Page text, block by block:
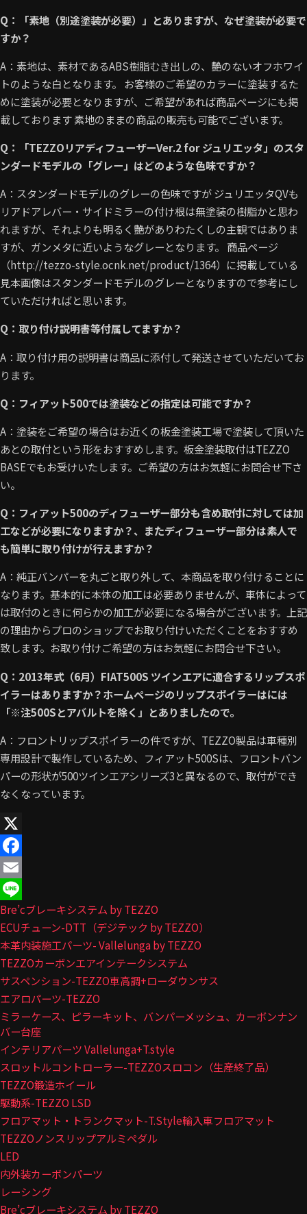
Q：「素地（別途塗装が必要）」とありますが、なぜ塗装が必要で
すか？
A：素地は、素材であるABS樹脂むき出しの、艶のないオフホワイ
トのような白となります。 お客様のご希望のカラーに塗装するた
めに塗装が必要となりますが、ご希望があれば商品ページにも掲
載しております 素地のままの商品の販売も可能でございます。
Q：「TEZZOリアディフューザーVer.2 for ジュリエッタ」のスタ
ンダードモデルの「グレー」はどのような色味ですか？
A：スタンダードモデルのグレーの色味ですが ジュリエッタQVも
リアドアレバー・サイドミラーの付け根は無塗装の樹脂かと思わ
れますが、それよりも明るく艶がありわたくしの主観ではありま
すが、ガンメタに近いようなグレーとなります。 商品ページ
（http://tezzo-style.ocnk.net/product/1364）に掲載している
見本画像はスタンダードモデルのグレーとなりますので参考にし
ていただければと思います。
Q：取り付け説明書等付属してますか？
A：取り付け用の説明書は商品に添付して発送させていただいてお
ります。
Q：フィアット500では塗装などの指定は可能ですか？
A：塗装をご希望の場合はお近くの板金塗装工場で塗装して頂いた
あとの取付という形をおすすめします。板金塗装取付はTEZZO
BASEでもお受けいたします。ご希望の方はお気軽にお問合せ下さ
い。
Q：フィアット500のディフューザー部分も含め取付に対しては加
工などが必要になりますか？、またディフューザー部分は素人で
も簡単に取り付けが行えますか？
A：純正バンパーを丸ごと取り外して、本商品を取り付けることに
なります。基本的に本体の加工は必要ありませんが、車体によって
は取付のときに何らかの加工が必要になる場合がございます。上記
の理由からプロのショップでお取り付けいただくことをおすすめ
致します。お取り付けご希望の方はお気軽にお問合せ下さい。
Q：2013年式（6月）FIAT500S ツインエアに適合するリップスポ
イラーはありますか？ホームページのリップスポイラーはには
「※注500Sとアバルトを除く」とありましたので。
A：フロントリップスポイラーの件ですが、TEZZO製品は車種別
専用設計で製作しているため、フィアット500Sは、フロントバン
パーの形状が500ツインエアシリーズ3と異なるので、取付ができ
なくなっています。
X
Facebook
Email
Line
Bre’cブレーキシステム by TEZZO
ECUチューン-DTT（デジテック by TEZZO）
本革内装施工パーツ- Vallelunga by TEZZO
TEZZOカーボンエアインテークシステム
サスペンション-TEZZO車高調+ローダウンサス
エアロパーツ-TEZZO
ミラーケース、ピラーキット、バンパーメッシュ、カーボンナン
バー台座
インテリアパーツ Vallelunga+T.style
スロットルコントローラー-TEZZOスロコン（生産終了品）
TEZZO鍛造ホイール
駆動系-TEZZO LSD
フロアマット・トランクマット-T.Style輸入車フロアマット
TEZZOノンスリップアルミペダル
LED
内外装カーボンパーツ
レーシング
Bre’cブレーキシステム by TEZZO